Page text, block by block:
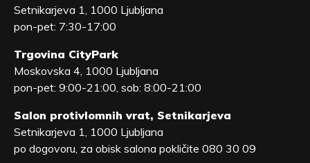
Setnikarjeva 1, 1000 Ljubljana
pon-pet: 7:30-17:00
Trgovina CityPark
Moskovska 4, 1000 Ljubljana
pon-pet: 9:00-21:00, sob: 8:00-21:00
Salon protivlomnih vrat, Setnikarjeva
Setnikarjeva 1, 1000 Ljubljana
po dogovoru, za obisk salona pokličite 080 30 09